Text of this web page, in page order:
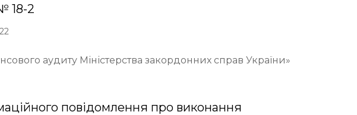
18-2
аудиту Міністерства закордонних справ України»
повідомлення про виконання